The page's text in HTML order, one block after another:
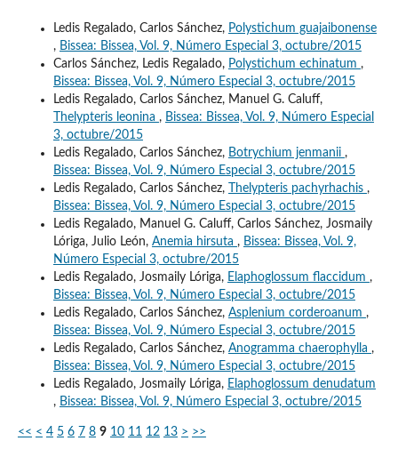
Ledis Regalado, Carlos Sánchez, Polystichum guajaibonense
, Bissea: Bissea, Vol. 9, Número Especial 3, octubre/2015
Carlos Sánchez, Ledis Regalado, Polystichum echinatum ,
Bissea: Bissea, Vol. 9, Número Especial 3, octubre/2015
Ledis Regalado, Carlos Sánchez, Manuel G. Caluff,
Thelypteris leonina , Bissea: Bissea, Vol. 9, Número Especial
3, octubre/2015
Ledis Regalado, Carlos Sánchez, Botrychium jenmanii ,
Bissea: Bissea, Vol. 9, Número Especial 3, octubre/2015
Ledis Regalado, Carlos Sánchez,
Thelypteris pachyrhachis ,
Bissea: Bissea, Vol. 9, Número Especial 3, octubre/2015
Ledis Regalado, Manuel G. Caluff, Carlos Sánchez, Josmaily
Lóriga, Julio León, Anemia hirsuta , Bissea: Bissea, Vol. 9,
Número Especial 3, octubre/2015
Ledis Regalado, Josmaily Lóriga, Elaphoglossum flaccidum ,
Bissea: Bissea, Vol. 9, Número Especial 3, octubre/2015
Ledis Regalado, Carlos Sánchez, Asplenium corderoanum ,
Bissea: Bissea, Vol. 9, Número Especial 3, octubre/2015
Ledis Regalado, Carlos Sánchez, Anogramma chaerophylla ,
Bissea: Bissea, Vol. 9, Número Especial 3, octubre/2015
Ledis Regalado, Josmaily Lóriga, Elaphoglossum denudatum
, Bissea: Bissea, Vol. 9, Número Especial 3, octubre/2015
<< < 4 5 6 7 8 9 10 11 12 13 > >>